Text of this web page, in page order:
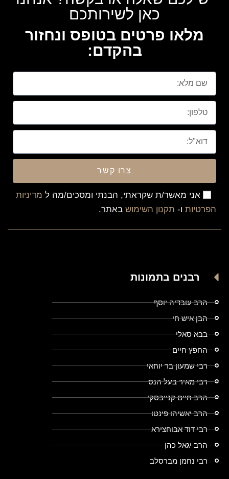
כאן לשירותכם
מלאו פרטים בטופס ונחזור
בהקדם:
אני מאשר/ת שקראתי, הבנתי ומסכים/מה ל מדיניות
הפרטיות ו- תקנון השימוש באתר.
צרו קשר
רבנים בתמונות
הרב עובדיה יוסף
הבן איש חי
בבא סאלי
החפץ חיים
רבי שמעון בר יוחאי
רבי מאיר בעל הנס
הרב חיים קנייבסקי
הרב יאשיהו פינטו
רבי דוד אבוחצירא
הרב יגאל כהן
רבי נחמן מברסלב